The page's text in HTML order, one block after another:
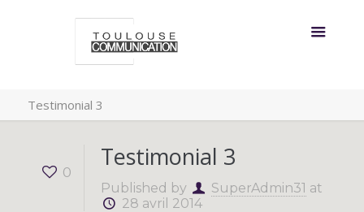
Testimonial 3
0
Testimonial 3
Published by SuperAdmin31 at
28 avril 2014